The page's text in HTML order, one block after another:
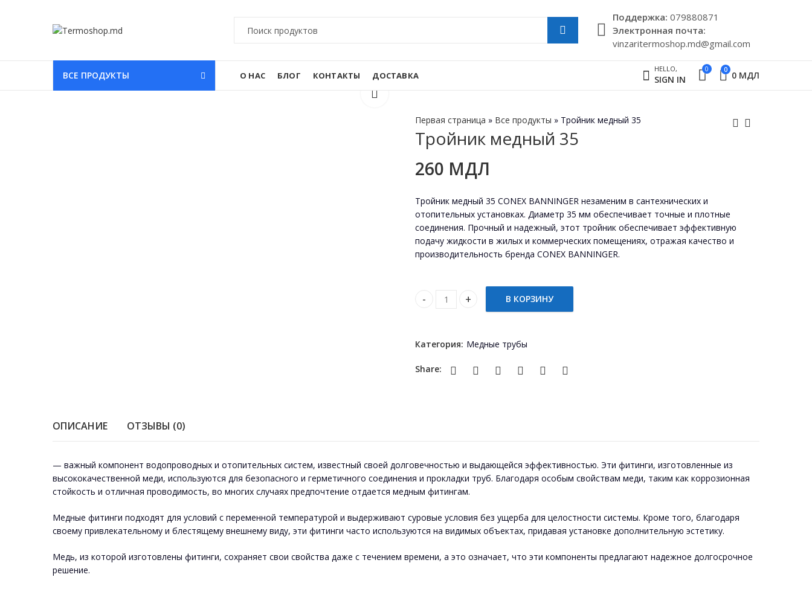
Поддержкa: 079880871
Электронная почта:
vinzaritermoshop.md@gmail.com
ВСЕ ПРОДУКТЫ О НАС БЛОГ КОНТАКТЫ ДОСТАВКА
HELLO,
SIGN IN
0 0 0 МДЛ
Первая страница » Все продукты » Tройник медный 35
Tройник медный 35
260 МДЛ
Tройник медный 35 CONEX BANNINGER незаменим в сантехнических и
отопительных установках. Диаметр 35 мм обеспечивает точные и плотные
соединения. Прочный и надежный, этот тройник обеспечивает эффективную
подачу жидкости в жилых и коммерческих помещениях, отражая качество и
производительность бренда CONEX BANNINGER.
Teu cupru 35 quantityВ КОРЗИНУ
Категория: Медные трубы
Share:
ОПИСАНИЕ ОТЗЫВЫ (0)
— важный компонент водопроводных и отопительных систем, известный своей долговечностью и выдающейся эффективностью. Эти фитинги, изготовленные из
высококачественной меди, используются для безопасного и герметичного соединения и прокладки труб. Благодаря особым свойствам меди, таким как коррозионная
стойкость и отличная проводимость, во многих случаях предпочтение отдается медным фитингам.
Медные фитинги подходят для условий с переменной температурой и выдерживают суровые условия без ущерба для целостности системы. Кроме того, благодаря
своему привлекательному и блестящему внешнему виду, эти фитинги часто используются на видимых объектах, придавая установке дополнительную эстетику.
Медь, из которой изготовлены фитинги, сохраняет свои свойства даже с течением времени, а это означает, что эти компоненты предлагают надежное долгосрочное
решение.